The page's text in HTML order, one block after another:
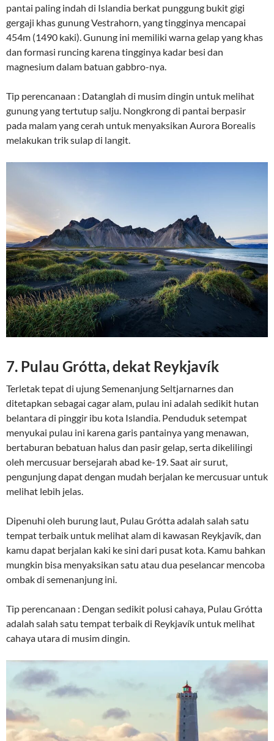
pantai paling indah di Islandia berkat punggung bukit gigi
gergaji khas gunung Vestrahorn, yang tingginya mencapai
454m (1490 kaki). Gunung ini memiliki warna gelap yang khas
dan formasi runcing karena tingginya kadar besi dan
magnesium dalam batuan gabbro-nya.
Tip perencanaan : Datanglah di musim dingin untuk melihat
gunung yang tertutup salju. Nongkrong di pantai berpasir
pada malam yang cerah untuk menyaksikan Aurora Borealis
melakukan trik sulap di langit.
7. Pulau Grótta, dekat Reykjavík
Terletak tepat di ujung Semenanjung Seltjarnarnes dan
ditetapkan sebagai cagar alam, pulau ini adalah sedikit hutan
belantara di pinggir ibu kota Islandia. Penduduk setempat
menyukai pulau ini karena garis pantainya yang menawan,
bertaburan bebatuan halus dan pasir gelap, serta dikelilingi
oleh mercusuar bersejarah abad ke-19. Saat air surut,
pengunjung dapat dengan mudah berjalan ke mercusuar untuk
melihat lebih jelas.
Dipenuhi oleh burung laut, Pulau Grótta adalah salah satu
tempat terbaik untuk melihat alam di kawasan Reykjavík, dan
kamu dapat berjalan kaki ke sini dari pusat kota. Kamu bahkan
mungkin bisa menyaksikan satu atau dua peselancar mencoba
ombak di semenanjung ini.
Tip perencanaan : Dengan sedikit polusi cahaya, Pulau Grótta
adalah salah satu tempat terbaik di Reykjavík untuk melihat
cahaya utara di musim dingin.